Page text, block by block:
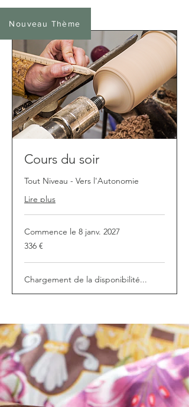
Cours du soir
Tout Niveau - Vers l'Autonomie
Lire plus
Commence le 8 janv. 2027
336
euros
336 €
Chargement de la disponibilité...
Nouveau Thème